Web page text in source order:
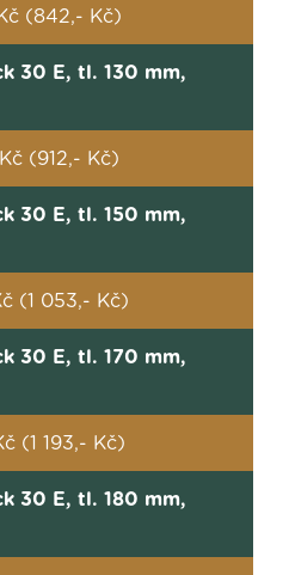
(842,- Kč)
30 E, tl. 130 mm,
(912,- Kč)
30 E, tl. 150 mm,
(1 053,- Kč)
30 E, tl. 170 mm,
(1 193,- Kč)
30 E, tl. 180 mm,